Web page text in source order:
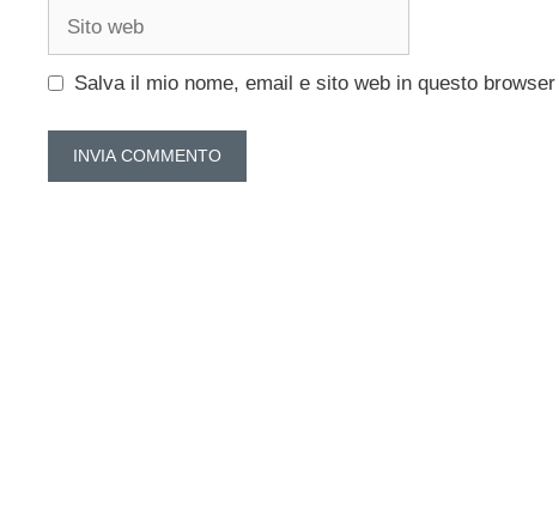
Sito
Salva il mio nome, email e sito web in questo